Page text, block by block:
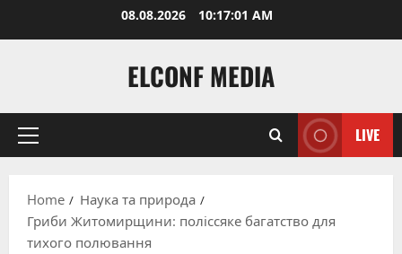
08.08.2026 10:17:02 AM
ELCONF MEDIA
Primary
LIVE
Home
Наука та природа
Гриби Житомирщини: поліссяке багатство для
тихого полювання